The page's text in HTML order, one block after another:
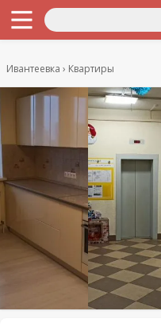
Ивантеевка Квартиры